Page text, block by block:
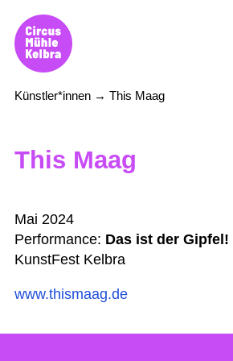
Inhalt
Ausstattung
Unterkunft
Bisherige Künstler*innen
Projekte
Künstler*innen → This Maag
This Maag
Mai 2024
Performance: Das ist der Gipfel!
KunstFest Kelbra
www.thismaag.de